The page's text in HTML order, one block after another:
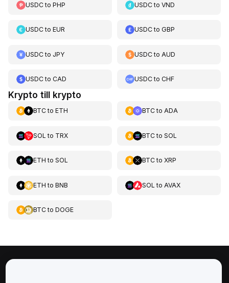
USDCto PHP USDCtoVND
USDCto EUR USDCtoGBP
USDCto JPY USDCto AUD
USDCto CAD USDCtoCHF
Krypto till krypto
BTCto ETH BTCto ADA
SOL to TRX BTCto SOL
ETH to SOL BTCto XRP
ETH to BNB SOL to AVAX
BTCto DOGE